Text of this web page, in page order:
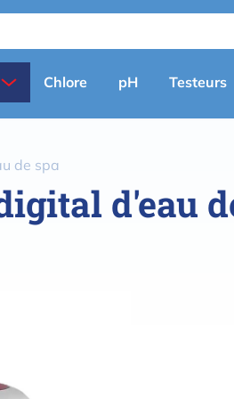
Primary
menu
Chlore pH Testeurs
de spa
d'eau